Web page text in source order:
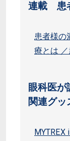
連載 患
患者様の
療とは
眼科医
関連グッ